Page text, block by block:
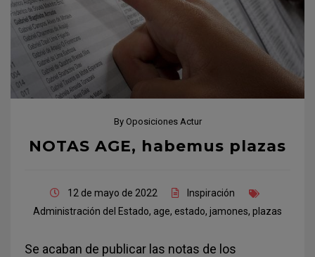
By Oposiciones Actur
NOTAS AGE, habemus plazas
12 de mayo de 2022
Inspiración
Administración del Estado, age, estado, jamones, plazas
Se acaban de publicar las notas de los